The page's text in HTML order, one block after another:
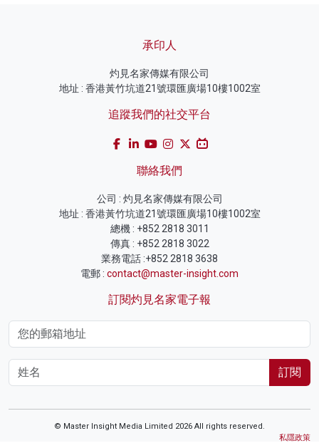
承印人
灼見名家傳媒有限公司
地址 : 香港黃竹坑道21號環匯廣場10樓1002室
追蹤我們的社交平台
聯絡我們
公司 : 灼見名家傳媒有限公司
地址 : 香港黃竹坑道21號環匯廣場10樓1002室
總機 : +852 2818 3011
傳真 : +852 2818 3022
業務電話 :+852 2818 3638
電郵 : contact@master-insight.com
訂閱灼見名家電子報
訂閱
© Master Insight Media Limited 2026 All rights reserved.
私隱政策